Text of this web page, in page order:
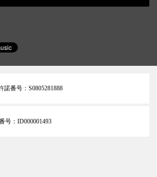
諾番号： S0805281888
号： ID000001493